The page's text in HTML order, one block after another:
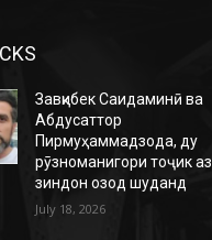
Завқибек Саидаминӣ ва
Абдусаттор
Пирмуҳаммадзода, ду
рӯзноманигори тоҷик аз
зиндон озод шуданд
July 18, 2026